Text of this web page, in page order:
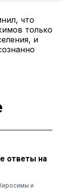
что
только
и
ответы на
и